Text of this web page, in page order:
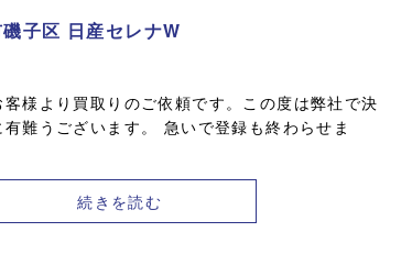
子区 日産セレナW
様より買取りのご依頼です。この度は弊社で決
難うございます。 急いで登録も終わらせま
続きを読む